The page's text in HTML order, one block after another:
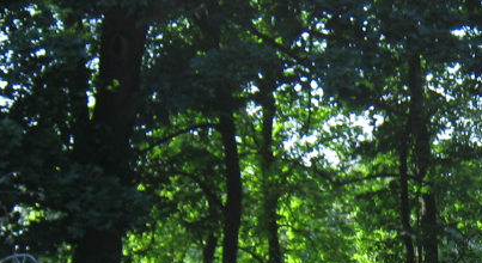
KONTAKT GALERIA FACEBOOK
VESPA ON TOUR 66
czas!!!!